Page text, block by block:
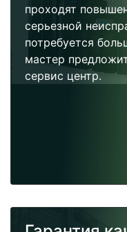
проходят
серьезной
потребуется
мастер
сервис центр.